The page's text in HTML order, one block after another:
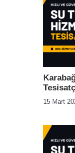
15 Mart